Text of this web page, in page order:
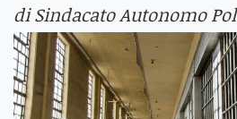
di Sindacato Autonomo